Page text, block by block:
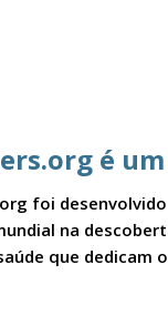
é um
foi desenvolvido
mundial na
que dedicam